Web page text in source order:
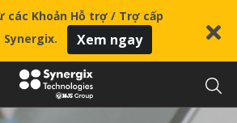
các Khoản Hỗ trợ / Trợ cấp
Synergix.
Xem ngay